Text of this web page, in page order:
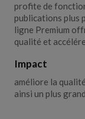
profite de
publications plus
ligne Premium
qualité et
Impact
améliore la
ainsi un plus